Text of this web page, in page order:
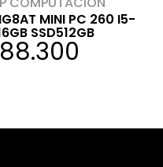
MINI PC 260 I5-
SSD512GB